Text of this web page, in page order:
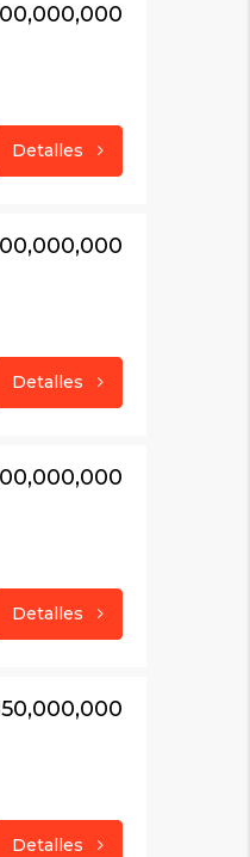
Detalles
Detalles
Detalles
Detalles